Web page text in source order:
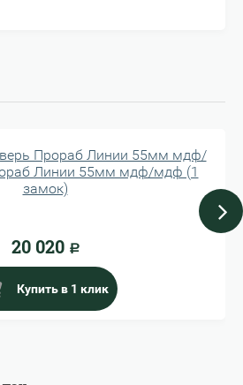
Прораб Линии 55мм мдф/
Линии 55мм мдф/мдф (1
замок)
20 020 Р
Купить в 1 клик